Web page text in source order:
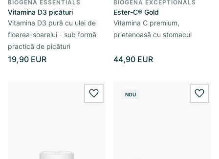
BIOGENA ESSENTIALS
Vitamina D3 picături
Vitamina D3 pură cu ulei de
floarea-soarelui - sub formă
practică de picături
19,90 EUR
BIOGENA EXCEPTIONALS
Ester-C® Gold
Vitamina C premium,
prietenoasă cu stomacul
44,90 EUR
wishlist.add
NOU